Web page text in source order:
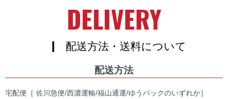
DELIVERY
| 配送方法・送料について
配送方法
宅配便［ 佐川急便/西濃運輸/福山通運/ゆうパックのいずれか］